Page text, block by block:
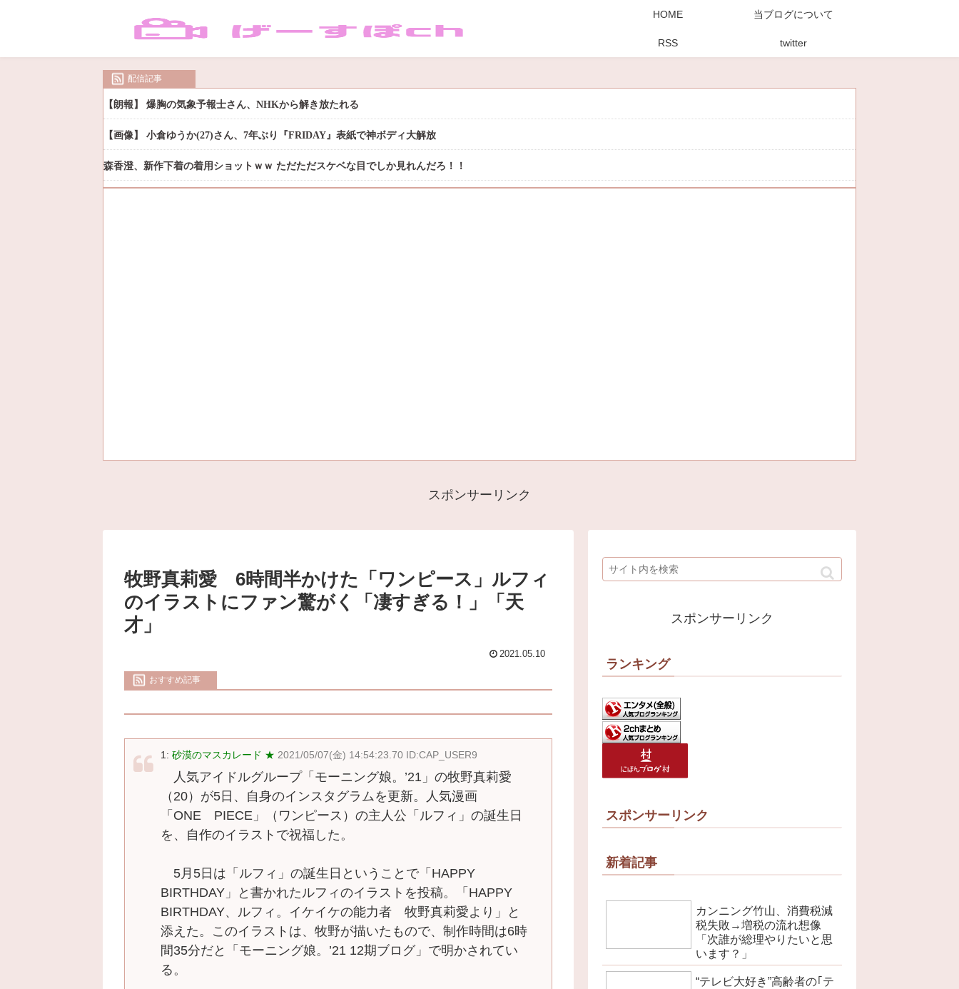
HOME 当ブログについて
RSS twitter
配信記事
【朗報】 爆胸の気象予報士さん、NHKから解き放たれる
【画像】 小倉ゆうか(27)さん、7年ぶり『FRIDAY』表紙で神ボディ大解放
森香澄、新作下着の着用ショットｗｗ ただただスケベな目でしか見れんだろ！！
スポンサーリンク
牧野真莉愛 6時間半かけた「ワンピース」ルフィ
のイラストにファン驚がく「凄すぎる！」「天
才」
2021.05.10
おすすめ記事
1: 砂漠のマスカレード ★ 2021/05/07(金) 14:54:23.70 ID:CAP_USER9
人気アイドルグループ「モーニング娘。’21」の牧野真莉愛
（20）が5日、自身のインスタグラムを更新。人気漫画
「ONE PIECE」（ワンピース）の主人公「ルフィ」の誕生日
を、自作のイラストで祝福した。
5月5日は「ルフィ」の誕生日ということで「HAPPY
BIRTHDAY」と書かれたルフィのイラストを投稿。「HAPPY
BIRTHDAY、ルフィ。イケイケの能力者 牧野真莉愛より」と
添えた。このイラストは、牧野が描いたもので、制作時間は6時
間35分だと「モーニング娘。’21 12期ブログ」で明かされてい
る。
スポンサーリンク
ランキング
スポンサーリンク
新着記事
カンニング竹山、消費税減
税失敗→増税の流れ想像
「次誰が総理やりたいと思
います？」
“テレビ大好き”高齢者の｢テ